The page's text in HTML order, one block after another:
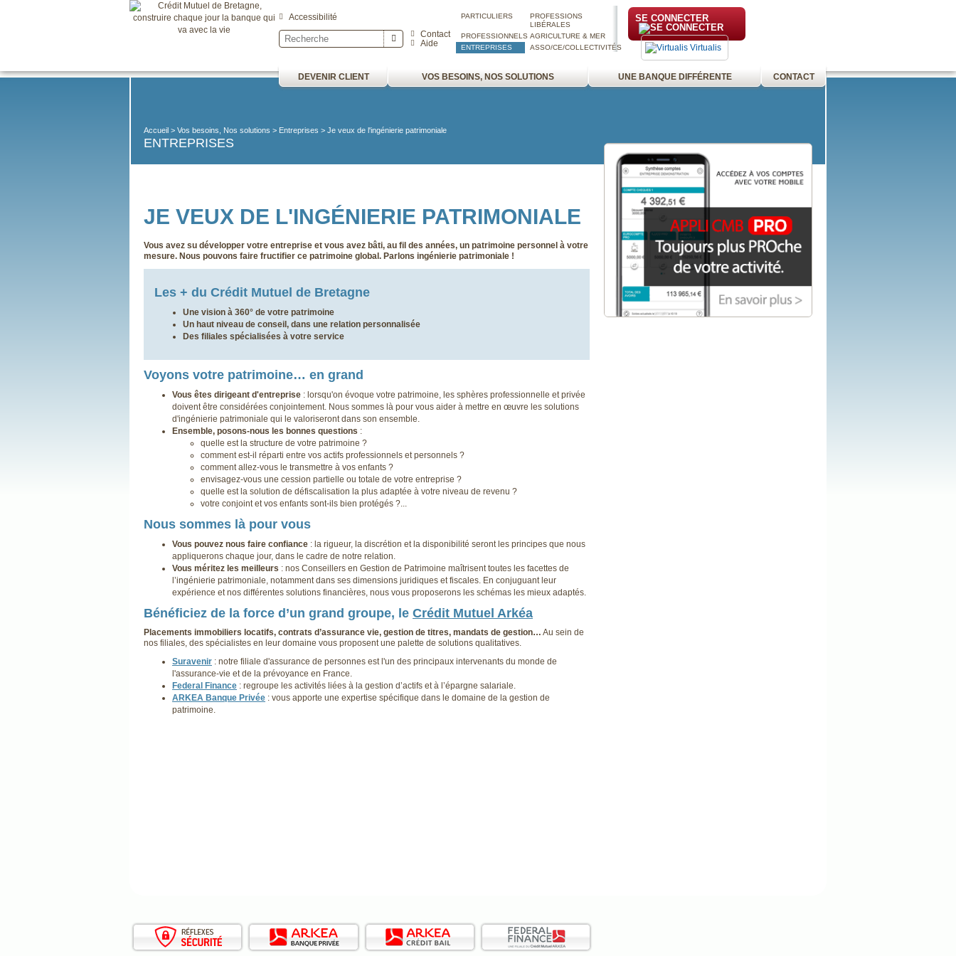
Contact
Aide
Accessibilité PARTICULIERS
PROFESSIONS
LIBÉRALES
PROFESSIONNELS AGRICULTURE & MER
ENTREPRISES
ASSO/CE/COLLECTIVITÉS
SE CONNECTER
Virtualis
DEVENIR CLIENT VOS BESOINS, NOS SOLUTIONS UNE BANQUE DIFFÉRENTE CONTACT
Accueil Vos besoins, Nos solutions Entreprises Je veux de l'ingénierie patrimoniale
ENTREPRISES
JE VEUX DE L'INGÉNIERIE PATRIMONIALE
Vous avez su développer votre entreprise et vous avez bâti, au fil des années, un patrimoine personnel à votre
mesure. Nous pouvons faire fructifier ce patrimoine global. Parlons ingénierie patrimoniale !
Les + du Crédit Mutuel de Bretagne
Une vision à 360° de votre patrimoine
Un haut niveau de conseil, dans une relation personnalisée
Des filiales spécialisées à votre service
Voyons votre patrimoine… en grand
Vous êtes dirigeant d'entreprise : lorsqu'on évoque votre patrimoine, les sphères professionnelle et privée
doivent être considérées conjointement. Nous sommes là pour vous aider à mettre en œuvre les solutions
d'ingénierie patrimoniale qui le valoriseront dans son ensemble.
Ensemble, posons-nous les bonnes questions :
quelle est la structure de votre patrimoine ?
comment est-il réparti entre vos actifs professionnels et personnels ?
comment allez-vous le transmettre à vos enfants ?
envisagez-vous une cession partielle ou totale de votre entreprise ?
quelle est la solution de défiscalisation la plus adaptée à votre niveau de revenu ?
votre conjoint et vos enfants sont-ils bien protégés ?...
Nous sommes là pour vous
Vous pouvez nous faire confiance : la rigueur, la discrétion et la disponibilité seront les principes que nous
appliquerons chaque jour, dans le cadre de notre relation.
Vous méritez les meilleurs : nos Conseillers en Gestion de Patrimoine maîtrisent toutes les facettes de
l’ingénierie patrimoniale, notamment dans ses dimensions juridiques et fiscales. En conjuguant leur
expérience et nos différentes solutions financières, nous vous proposerons les schémas les mieux adaptés.
Bénéficiez de la force d’un grand groupe, le Crédit Mutuel Arkéa
Placements immobiliers locatifs, contrats d’assurance vie, gestion de titres, mandats de gestion… Au sein de
nos filiales, des spécialistes en leur domaine vous proposent une palette de solutions qualitatives.
Suravenir : notre filiale d'assurance de personnes est l'un des principaux intervenants du monde de
l'assurance-vie et de la prévoyance en France.
Federal Finance : regroupe les activités liées à la gestion d’actifs et à l’épargne salariale.
ARKEA Banque Privée : vous apporte une expertise spécifique dans le domaine de la gestion de
patrimoine.